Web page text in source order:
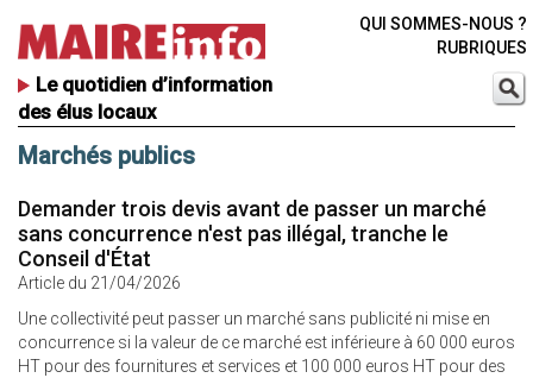
Le quotidien d’information
des élus locaux
QUI SOMMES-NOUS ?
RUBRIQUES
Marchés publics
Demander trois devis avant de passer un marché
sans concurrence n'est pas illégal, tranche le
Conseil d'État
Article du 21/04/2026
Une collectivité peut passer un marché sans publicité ni mise en
concurrence si la valeur de ce marché est inférieure à 60 000 euros
HT pour des fournitures et services et 100 000 euros HT pour des